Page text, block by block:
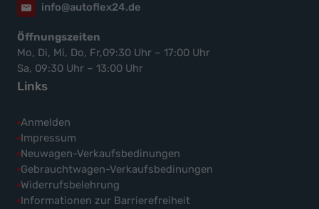
info@autoflex24.de
Öffnungszeiten
Mo, Di, Mi, Do, Fr,09:30 Uhr – 17:00 Uhr
Sa, 09:30 Uhr – 13:00 Uhr
Links
Anmelden
Impressum
Neuwagen-Verkaufsbedinungen
Gebrauchtwagen-Verkaufsbedinungen
Widerrufsbelehrung
Informationen zur Barrierefreiheit